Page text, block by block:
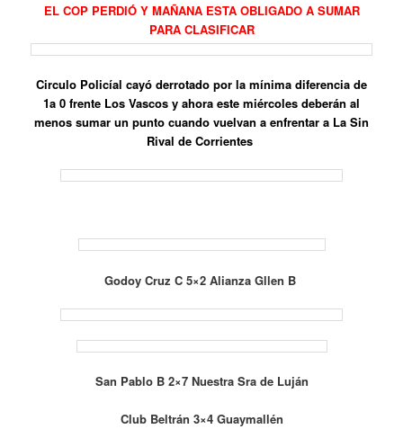
EL COP PERDIÓ Y MAÑANA ESTA OBLIGADO A SUMAR
PARA CLASIFICAR
Circulo Policíal cayó derrotado por la mínima diferencia de
1a 0 frente Los Vascos y ahora este miércoles deberán al
menos sumar un punto cuando vuelvan a enfrentar a La Sin
Rival de Corrientes
Godoy Cruz C 5×2 Alianza Gllen B
San Pablo B 2×7 Nuestra Sra de Luján
Club Beltrán 3×4 Guaymallén